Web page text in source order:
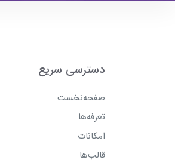
دسترسی سریع
صفحه‌نخست
تعرفه‌ها
امکانات
قالب‌ها